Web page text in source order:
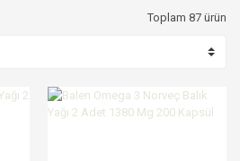
Toplam 87 ürün